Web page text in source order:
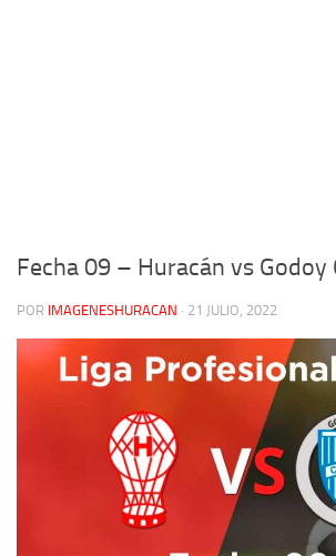
Fecha 09 – Huracán vs Godoy
POR IMAGENESHURACAN · 21 JULIO, 2022